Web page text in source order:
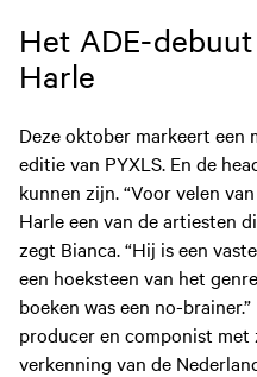
Het ADE-
Harle
Deze oktober markeert een
editie van PYXLS. En de
kunnen zijn. “Voor velen
Harle een van de artiesten
zegt Bianca. “Hij is een
een hoeksteen van het
boeken was een no-
producer en componist met
verkenning van de